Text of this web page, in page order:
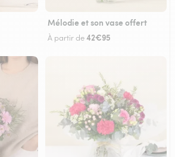
Mélodie et son vase offert
À partir de42€95